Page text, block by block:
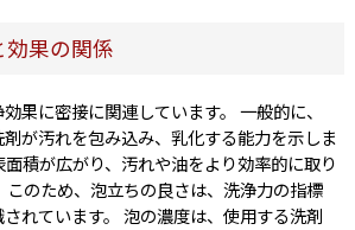
果の関係
果に密接に関連しています。 一般的に、
が汚れを包み込み、乳化する能力を示しま
積が広がり、汚れや油をより効率的に取り
このため、泡立ちの良さは、洗浄力の指標
れています。 泡の濃度は、使用する洗剤